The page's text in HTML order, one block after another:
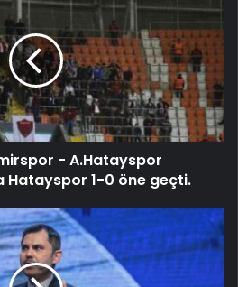
- A.Hatayspor
Hatayspor 1-0 öne geçti.